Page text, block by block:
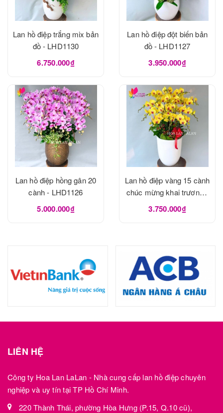
Lan hồ điệp trắng mix bản
đồ - LHD1130
6.750.000₫
Lan hồ điệp đột biến bản
đồ - LHD1127
3.950.000₫
Lan hồ điệp hồng gân 20
cành - LHD1126
5.000.000₫
Lan hồ điệp vàng 15 cành
chúc mừng khai trương -
LHD1125
3.750.000₫
LIÊN HỆ
Công ty Hoa Lan LaLan - Nhà cung cấp lan hồ điệp chuyên
nghiệp và uy tín tại TP Hồ Chí Minh.
220 Thành Thái, phường Hòa Hưng (P.15, Q.10 cũ),